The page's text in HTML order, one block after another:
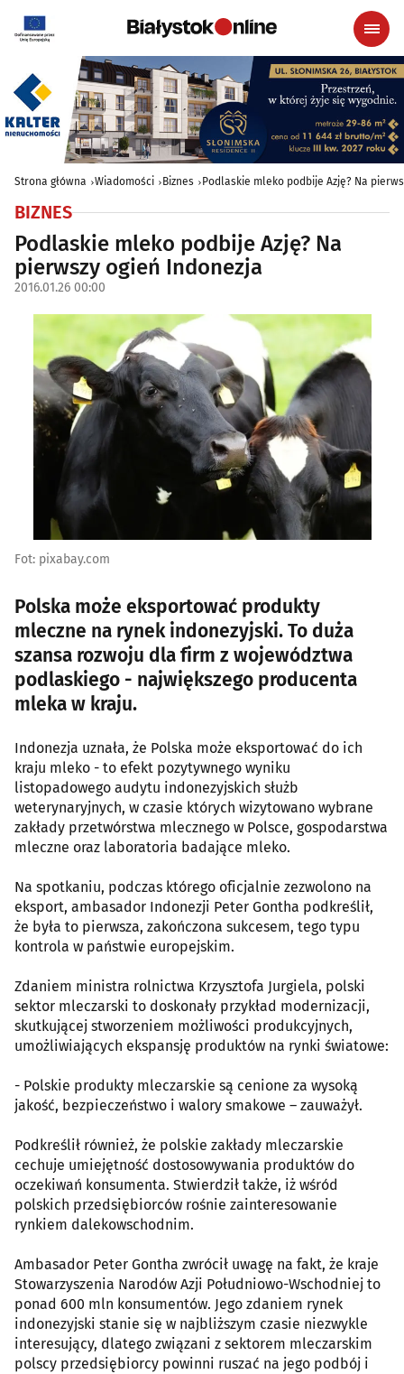
Strona główna Wiadomości Biznes Podlaskie mleko podbije Azję? Na
BIZNES
Podlaskie mleko podbije Azję? Na
pierwszy ogień Indonezja
2016.01.26 00:00
Fot: pixabay.com
Polska może eksportować produkty
mleczne na rynek indonezyjski. To duża
szansa rozwoju dla firm z województwa
podlaskiego - największego producenta
mleka w kraju.
Indonezja uznała, że Polska może eksportować do ich
kraju mleko - to efekt pozytywnego wyniku
listopadowego audytu indonezyjskich służb
weterynaryjnych, w czasie których wizytowano wybrane
zakłady przetwórstwa mlecznego w Polsce, gospodarstwa
mleczne oraz laboratoria badające mleko.
Na spotkaniu, podczas którego oficjalnie zezwolono na
eksport, ambasador Indonezji Peter Gontha podkreślił,
że była to pierwsza, zakończona sukcesem, tego typu
kontrola w państwie europejskim.
Zdaniem ministra rolnictwa Krzysztofa Jurgiela, polski
sektor mleczarski to doskonały przykład modernizacji,
skutkującej stworzeniem możliwości produkcyjnych,
umożliwiających ekspansję produktów na rynki światowe:
- Polskie produkty mleczarskie są cenione za wysoką
jakość, bezpieczeństwo i walory smakowe – zauważył.
Podkreślił również, że polskie zakłady mleczarskie
cechuje umiejętność dostosowywania produktów do
oczekiwań konsumenta. Stwierdził także, iż wśród
polskich przedsiębiorców rośnie zainteresowanie
rynkiem dalekowschodnim.
Ambasador Peter Gontha zwrócił uwagę na fakt, że kraje
Stowarzyszenia Narodów Azji Południowo-Wschodniej to
ponad 600 mln konsumentów. Jego zdaniem rynek
indonezyjski stanie się w najbliższym czasie niezwykle
interesujący, dlatego związani z sektorem mleczarskim
polscy przedsiębiorcy powinni ruszać na jego podbój i